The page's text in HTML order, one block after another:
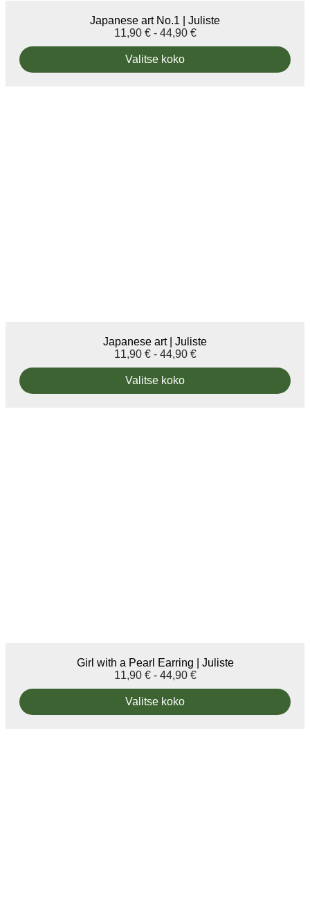
Japanese art No.1 | Juliste
11,90 € - 44,90 €
Valitse koko
Japanese art | Juliste
11,90 € - 44,90 €
Valitse koko
Girl with a Pearl Earring | Juliste
11,90 € - 44,90 €
Valitse koko